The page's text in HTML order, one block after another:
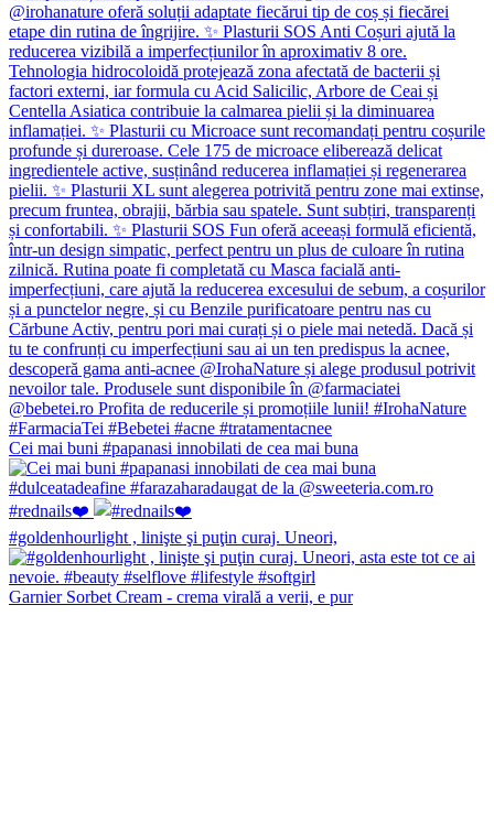
Cei mai buni #papanasi innobilati de cea mai buna
#rednails❤️
#goldenhourlight , linişte şi puţin curaj. Uneori,
Garnier Sorbet Cream - crema virală a verii, e pur